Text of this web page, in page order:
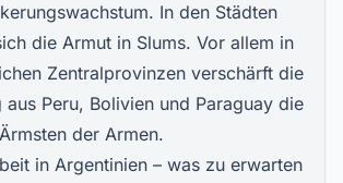
In den Städten
die Armut in Slums. Vor allem in
Zentralprovinzen verschärft die
aus Peru, Bolivien und Paraguay die
der Armen.
in Argentinien – was zu erwarten